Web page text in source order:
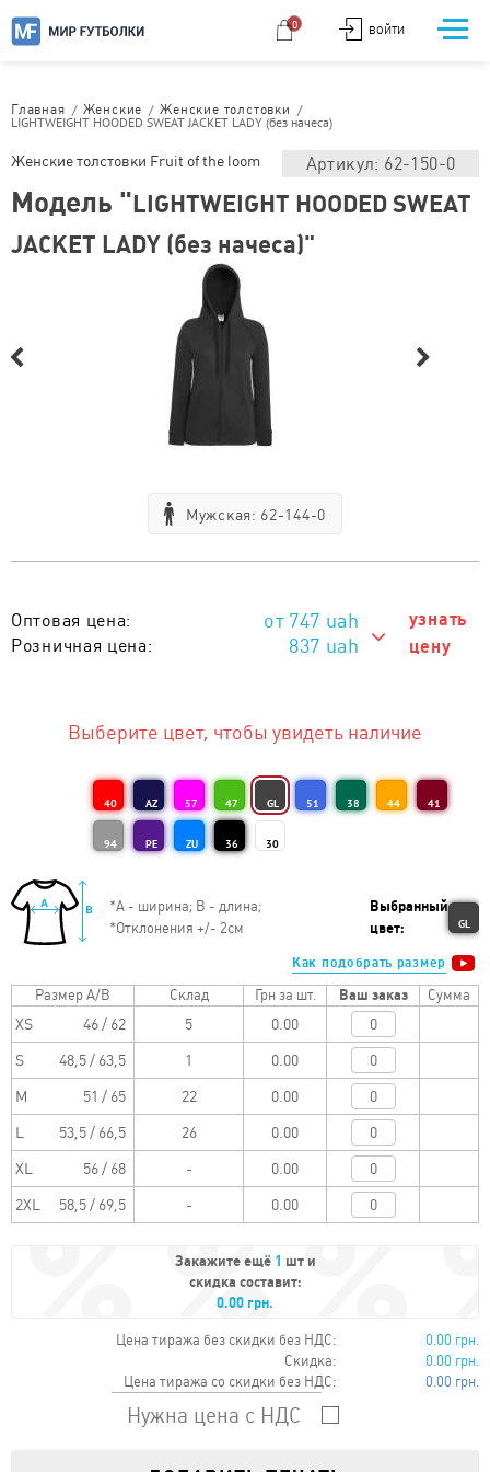
ВОЙТИ
0
Главная / Женские /Женские толстовки /
LIGHTWEIGHT HOODED SWEAT JACKET LADY (без начеса)
Мужская: 62-144-0
Оптовая цена: 747 uah
Розничная цена: 837 uah
Тираж 6 - 10 шт. :
Тираж 21 - 50 шт. : 777 uah
Тираж 51 - 100 шт. :
Тираж 101 - 200 шт. :
Тираж от 201 шт. :
узнать
цену
Выберите цвет, чтобы увидеть наличие
40 AZ 57 47 GL 51 38 44 41
94 PE ZU 36 30
*А - ширина; B - длина;
*Отклонения +/- 2см
Выбранный
цвет:
GL
Как подобрать размер
Размер A/B Склад Грн за шт. Ваш заказ Сумма
XS 46 / 62 0.00
S 48,5 / 63,5 0.00
M 51 / 65 0.00
L 53,5 / 66,5 0.00
XL 56 / 68 0.00
2XL 58,5 / 69,5 0.00
Закажите ещё 1 шт и
скидка составит:
0.00 грн.
Цена тиража без скидки без НДС:
0.00 грн.
Скидка:
0.00 грн.
Цена тиража со скидки без НДС:
0.00 грн.
Нужна цена с НДС
Женские толстовки Fruit of the loom Артикул: 62-150-0
Модель "LIGHTWEIGHT HOODED SWEAT
JACKET LADY (без начеса)"